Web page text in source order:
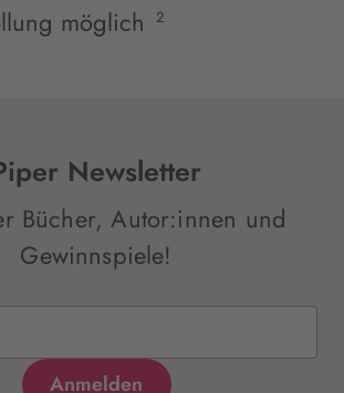
möglich 2
Newsletter
Bücher, Autor:innen und
Gewinnspiele!